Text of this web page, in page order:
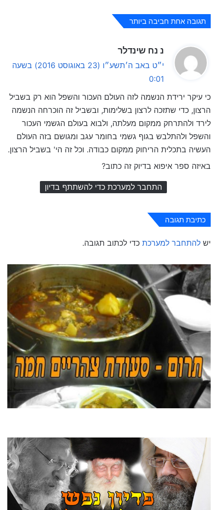
תגובה אחת חביבה ביותר
נ נח שינדלר
ג
י״ט באב ה׳תשע״ו (23 באוגוסט 2016) בשעה
0:01
כי עיקר ירידת הנשמה לזה העולם העכור והשפל הוא רק בשביל
הרצון, כדי שתזכה לרצון בשלימות, ובשביל זה הוכרחה הנשמה
לירד ולהתרחק ממקום מעלתה, ולבוא בעולם הגשמי העכור
והשפל ולהתלבש בגוף גשמי בחומר עגב ומגושם בזה העולם
העשיה בתכלית הריחוק ממקום כבודה. וכל זה הי' בשביל הרצון.
באיזה ספר איפוא בדיוק זה כתוב?
התחבר למערכת כדי להשתתף בדיון
כתיבת תגובה
יש להתחבר למערכת כדי לכתוב תגובה.